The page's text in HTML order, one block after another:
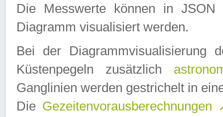
Die Messwerte können in
Diagramm visualisiert werden.
Bei der Diagrammvisualisierung
Küstenpegeln zusätzlich
Ganglinien werden gestrichelt in
Die Gezeitenvorausberechnungen